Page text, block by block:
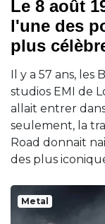
Le 8 août
l'une des
plus
Il y a 57 ans, les
studios EMI de
allait entrer
seulement, la
Road donnait
des plus
Metal